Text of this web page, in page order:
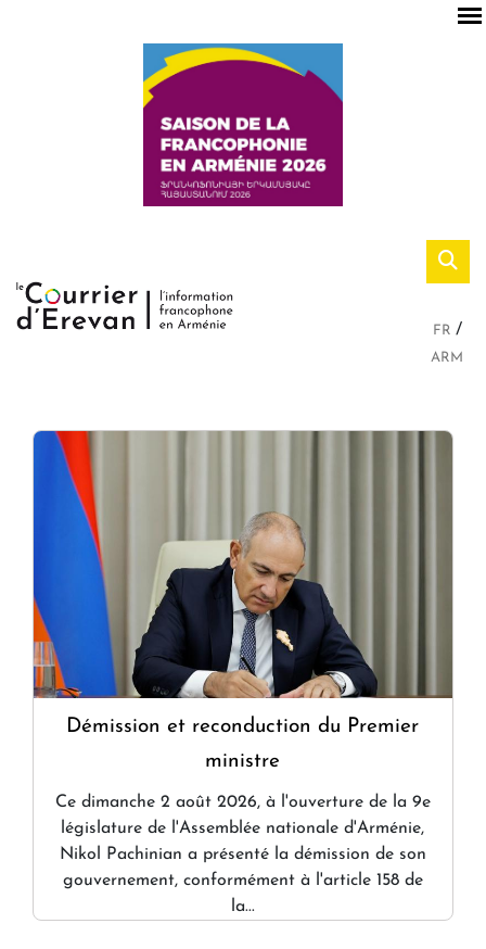
FR
ARM
Démission et reconduction du Premier
ministre
Ce dimanche 2 août 2026, à l'ouverture de la 9e
législature de l'Assemblée nationale d'Arménie,
Nikol Pachinian a présenté la démission de son
gouvernement, conformément à l'article 158 de
la...